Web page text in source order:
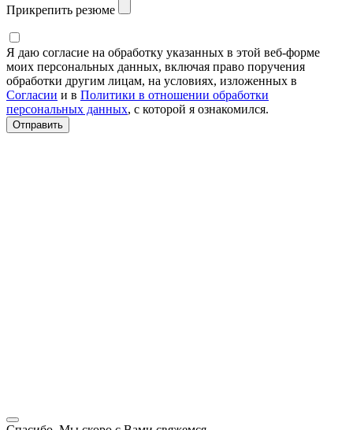
Прикрепить резюме
Я даю согласие на обработку указанных в этой веб-форме
моих персональных данных, включая право поручения
обработки другим лицам, на условиях, изложенных в
Согласии и в Политики в отношении обработки
персональных данных, с которой я ознакомился.